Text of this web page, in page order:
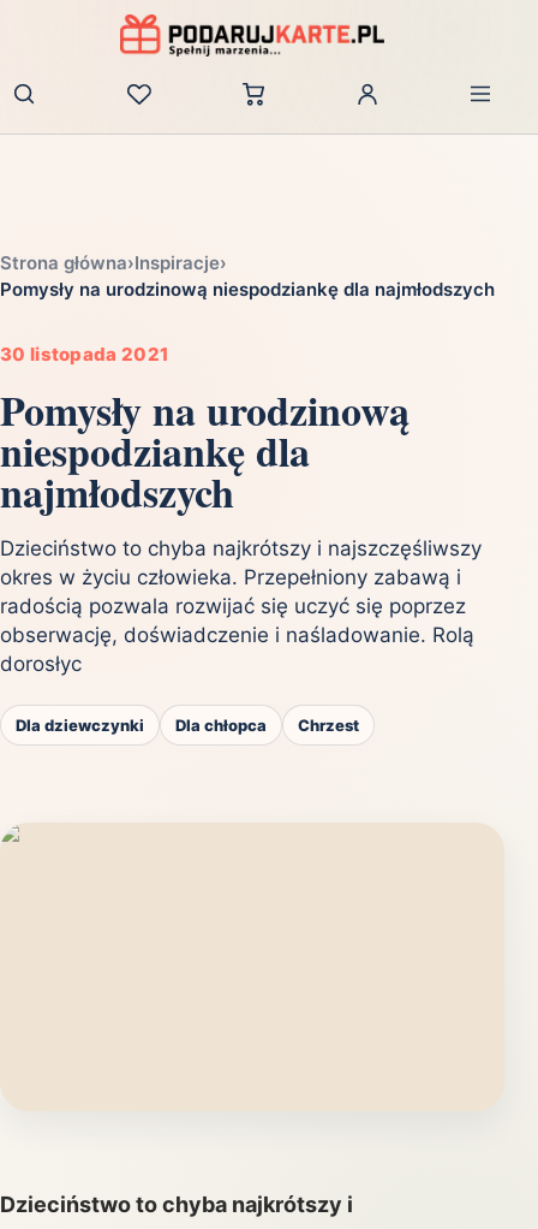
Zaloguj
Strona główna›Inspiracje›
Pomysły na urodzinową niespodziankę dla najmłodszych
30 listopada 2021
Pomysły na urodzinową
niespodziankę dla
najmłodszych
Dzieciństwo to chyba najkrótszy i najszczęśliwszy
okres w życiu człowieka. Przepełniony zabawą i
radością pozwala rozwijać się uczyć się poprzez
obserwację, doświadczenie i naśladowanie. Rolą
dorosłyc
Dla dziewczynki Dla chłopca Chrzest
Dzieciństwo to chyba najkrótszy i